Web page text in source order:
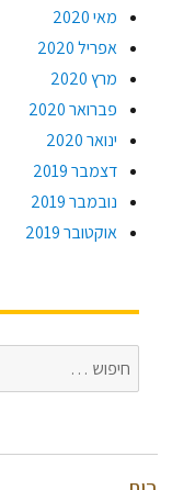
מאי 2020
אפריל 2020
מרץ 2020
פברואר 2020
ינואר 2020
דצמבר 2019
נובמבר 2019
אוקטובר 2019